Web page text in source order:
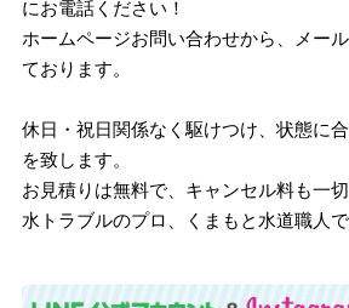
にお電話ください！
ホームページお問い合わせから、メー
ております。
休日・祝日関係なく駆けつけ、状態に
を致します。
お見積りは無料で、キャンセル料も一切
水トラブルのプロ、くまもと水道職人